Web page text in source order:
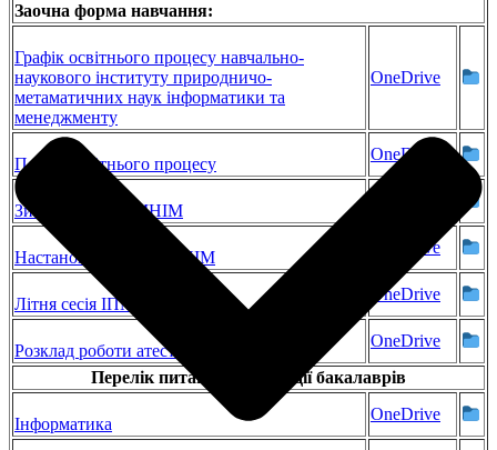
Заочна форма навчання:
Графік освітнього процесу навчально-
наукового інституту природничо-
метаматичних наук інформатики та
менеджменту
OneDrive
Плани освітнього процесу
OneDrive
Зимова сесія ІПМНІМ
Настановча сесія ІПМНІМ
OneDrive
Літня сесія ІПМНІМ
OneDrive
Розклад роботи атестаційної комісії
OneDrive
Перелік питань до атестації бакалаврів
Інформатика
OneDrive